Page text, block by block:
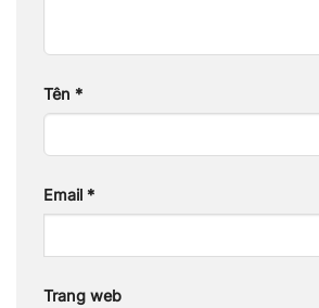
Tên *
Email *
Trang web